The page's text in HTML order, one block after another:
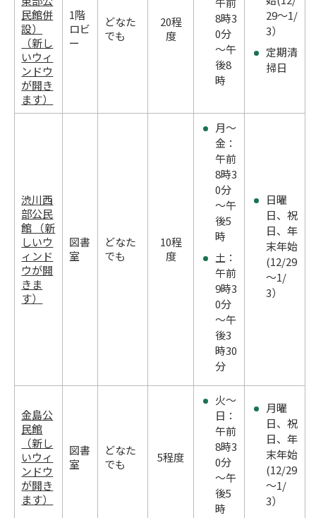
民館併
設）
（新し
いウィ
ンドウ
が開き
ます）
1階
ロビ
ー
どなた
でも
20程
度
8時3
0分
～午
後8
時
29～1/
3）
定期清
掃日
渋川西
部公民
館 （新
しいウ
ィンド
ウが開
きま
す）
図書
室
どなた
でも
10程
度
月～
金：
午前
8時3
0分
～午
後5
時
土：
午前
9時3
0分
～午
後3
時30
分
日曜
日、祝
日、年
末年始
(12/29
～1/
3）
金島公
民館
（新し
いウィ
ンドウ
が開き
ます）
図書
室
どなた
でも
5程度
火～
日：
午前
8時3
0分
～午
後5
時
月曜
日、祝
日、年
末年始
(12/29
～1/
3）